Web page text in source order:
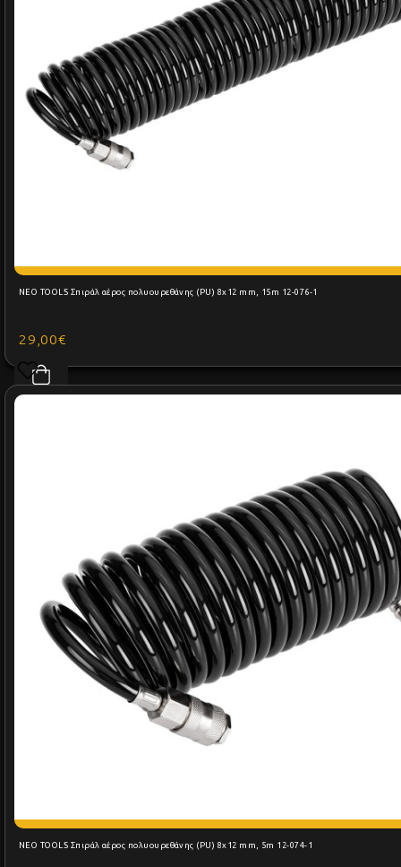
NEO TOOLS Σπιράλ αέρος πολυουρεθάνης (PU) 8x12 mm, 15m 12-076-1
29,00€
NEO TOOLS Σπιράλ αέρος πολυουρεθάνης (PU) 8x12 mm, 5m 12-074-1